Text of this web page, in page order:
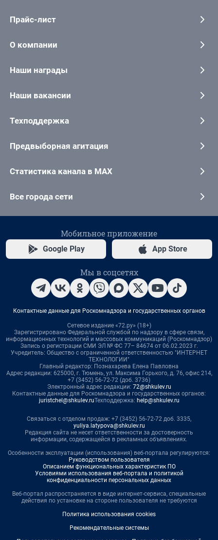
Прайс-лист
О компании
Наши награды
Наши вакансии
Техподдержка
Предвыборная агитация
Статистика канала в MAX
Все города сети
Мобильное приложение
Google Play App Store
Мы в соцсетях
Контактные данные для Роскомнадзора и государственных органов
Сетевое издание «72.ру» (18+)
Зарегистрировано Федеральной службой по надзору в сфере связи,
информационных технологий и массовых коммуникаций (Роскомнадзор)
Запись о регистрации СМИ ЭЛ № ФС 77– 84674 от 06.02.2023 г.
Учредитель: Общество с ограниченной ответственностью "ИНТЕРНЕТ
ТЕХНОЛОГИИ"
Главный редактор: Познахарева Елена Павловна
Адрес редакции: 625000, г. Тюмень, ул. Максима Горького, д. 76, офис 214,
+7 (3452) 56-72-72 (доб. 3736)
Электронный адрес редакции: 72@shkulev.ru
Контактные данные для Роскомнадзора и государственных органов:
juristchel@shkulev.ruТехподдержка: help@shkulev.ru
Связаться с отделом продаж: +7 (3452) 56-72-72 доб. 3335,
yuliya.latypova@shkulev.ru
Редакция сайта не несет ответственности за достоверность
информации, содержащейся в рекламных объявлениях.
Особенности эксплуатации (использования) веб-портала регулируются:
Руководством пользователя
Описанием функциональных характеристик ПО
Условиями использования веб-портала и политикой
конфиденциальности персональных данных
Веб-портал распространяется в виде интернет-сервиса, специальные
действия по установке на стороне пользователя не требуются
Политика использования cookies
Рекомендательные системы